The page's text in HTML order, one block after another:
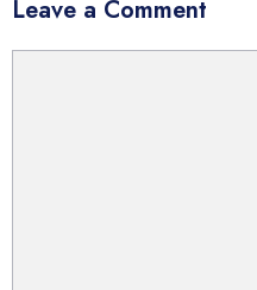
Leave a Comment